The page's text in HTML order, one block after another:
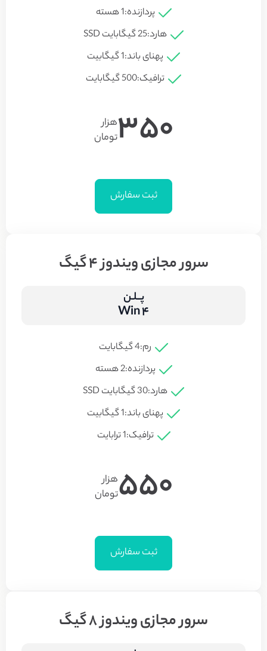
پردازنده:1 هسته
پهنای باند:1 گیگابیت
هارد:25 گیگابایت SSD
ترافیک:500 گیگابایت
350هزار
تومان
ثبت سفارش
سرور مجازی ویندوز 4 گیگ
پــلـن
Win 4
رم:4 گیگابایت
پردازنده:2 هسته
پهنای باند:1 گیگابیت
هارد:30 گیگابایت SSD
ترافیک:1 ترابایت​
550هزار
تومان
ثبت سفارش
سرور مجازی ویندوز 8 گیگ